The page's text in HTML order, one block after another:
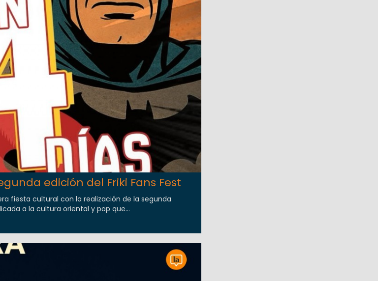
edición del Friki Fans Fest
fiesta cultural con la realización de la segunda
a la cultura oriental y pop que...